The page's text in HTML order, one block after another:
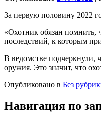
За первую половину 2022
«Охотник обязан помнить,
последствий, к которым
В ведомстве подчеркнули,
оружия. Это значит, что
Опубликовано в Без
Навигация по